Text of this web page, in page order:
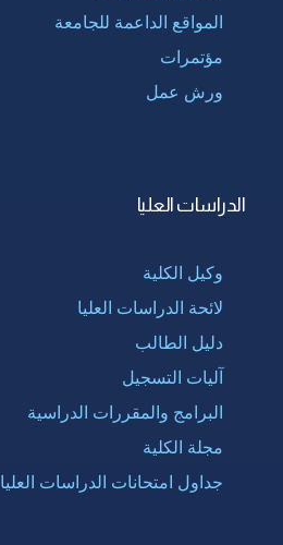
المواقع الداعمة للجامعة
مؤتمرات
ورش عمل
الدراسات العليا
وكيل الكلية
لائحة الدراسات العليا
دليل الطالب
آليات التسجيل
البرامج والمقررات الدراسية
مجلة الكلية
جداول امتحانات الدراسات العليا